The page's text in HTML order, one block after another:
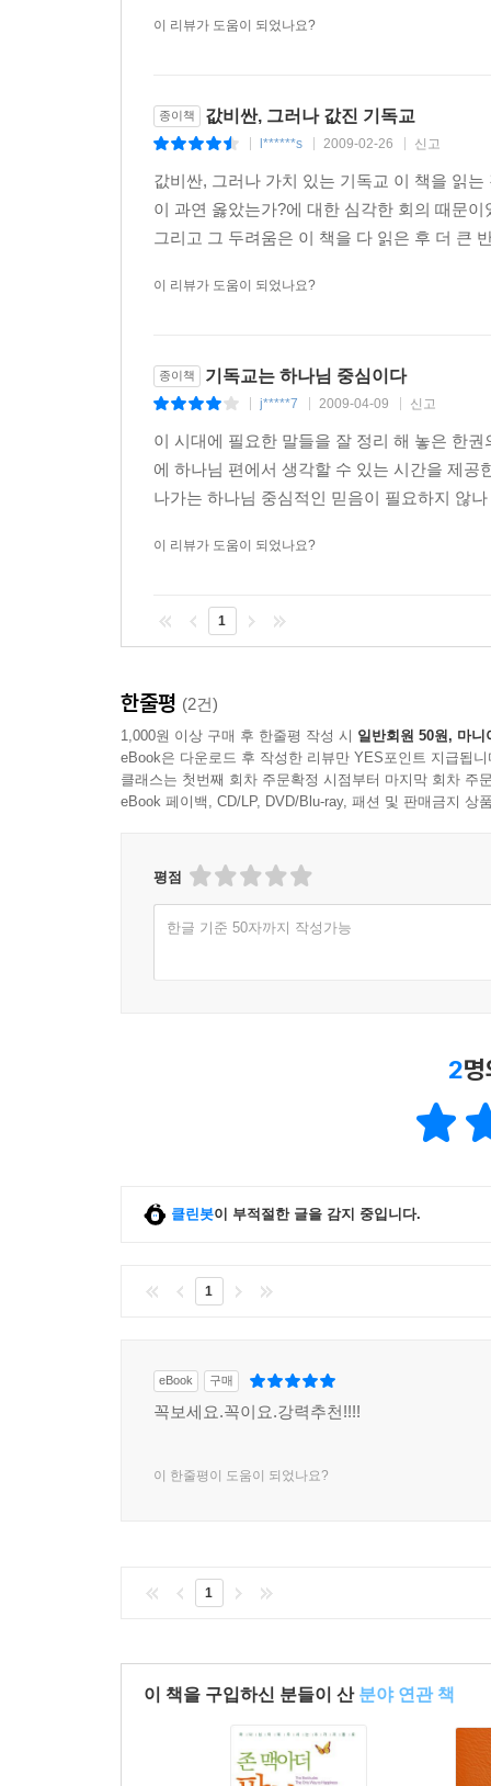
이 리뷰가 도움이 되었나요?
종이책 값비싼, 그러나 값진 기독교
l******s 2009-02-26 신고
값비싼, 그러나 가치 있는 기독교 이 책을 읽
이 과연 옳았는가?에 대한 심각한 회의 때문
그리고 그 두려움은 이 책을 다 읽은 후 더 큰
이 리뷰가 도움이 되었나요?
종이책 기독교는 하나님 중심이다
j*****7 2009-04-09 신고
이 시대에 필요한 말들을 잘 정리 해 놓은 한
에 하나님 편에서 생각할 수 있는 시간을 제
나가는 하나님 중심적인 믿음이 필요하지 않
이 리뷰가 도움이 되었나요?
1
한줄평 (2건)
1,000원 이상 구매 후 한줄평 작성 시 일반회원 50원, 마니
eBook은 다운로드 후 작성한 리뷰만 YES포인트 지급됩니
클래스는 첫번째 회차 주문확정 시점부터 마지막 회차 주
eBook 페이백, CD/LP, DVD/Blu-ray, 패션 및 판매금지 상
평점
한글 기준 50자까지 작성가능
2
클린봇이 부적절한 글을 감지 중입니다.
1
eBook 구매
꼭보세요.꼭이요.강력추천!!!!
이 한줄평이 도움이 되었나요?
1
이 책을 구입하신 분들이 산 분야 연관 책